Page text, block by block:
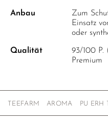
Anbau
Zum
Einsatz
oder
Qualität
93/100 P.
Premium
TEEFARM AROMA PU ERH